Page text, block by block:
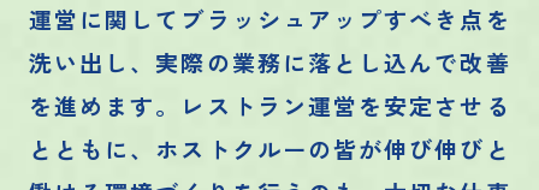
運営に関してブラッシュアップすべき点を
洗い出し、実際の業務に落とし込んで改善
を進めます。レストラン運営を安定させる
とともに、ホストクルーの皆が伸び伸びと